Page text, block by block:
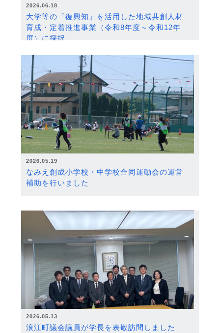
2026.06.18
大学等の「復興知」を活用した地域共創人材
育成・定着推進事業（令和8年度～令和12年
度）に採択
2026.05.19
なみえ創成小学校・中学校合同運動会の運営
補助を行いました
2026.05.13
浪江町議会議員が学長を表敬訪問しました